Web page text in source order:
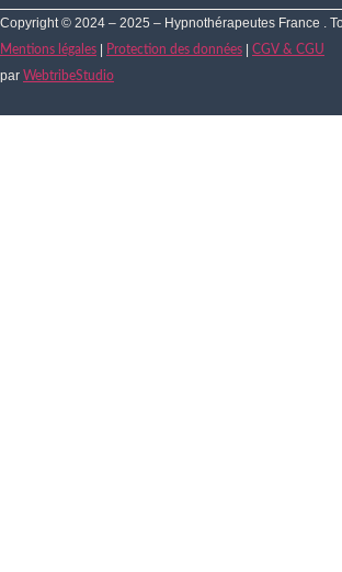
Copyright © 2024 – 2025 – Hypnothérapeutes
Mentions légales | Protection des données | CGV & CGU
par WebtribeStudio